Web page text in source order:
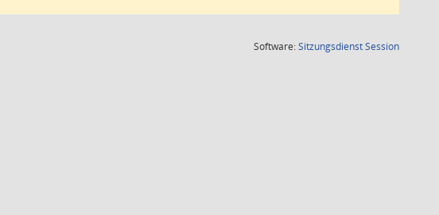
Software:SitzungsdienstSession(Wird in